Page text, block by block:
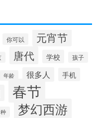
你可以 元宵节
唐代 学校 孩子
年龄 很多人 手机
春节
梦幻西游